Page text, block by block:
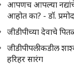
आपणच आपल्या नद्यांचे
आहोत का? - डॉ.
जीडीपीच्या देवाचे
जीडीपीपलीकडील
हरिहर सारंग